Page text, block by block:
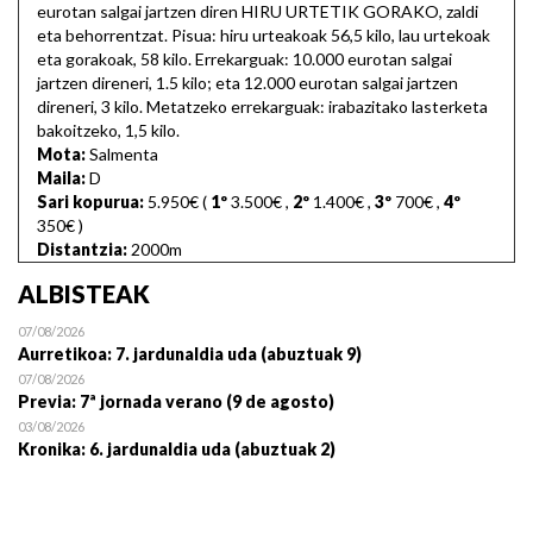
eurotan salgai jartzen diren HIRU URTETIK GORAKO, zaldi
eta behorrentzat. Pisua: hiru urteakoak 56,5 kilo, lau urtekoak
eta gorakoak, 58 kilo. Errekarguak: 10.000 eurotan salgai
jartzen direneri, 1.5 kilo; eta 12.000 eurotan salgai jartzen
direneri, 3 kilo. Metatzeko errekarguak: irabazitako lasterketa
bakoitzeko, 1,5 kilo.
Mota:Salmenta
Maila:D
Sari kopurua: 5.950€ ( 1º3.500€, 2º 1.400€, 3º 700€, 4º
350€)
Distantzia: 2000m
ALBISTEAK
07/08/2026
Aurretikoa: 7. jardunaldia uda (abuztuak 9)
07/08/2026
Previa: 7ª jornada verano (9 de agosto)
03/08/2026
Kronika: 6. jardunaldia uda (abuztuak 2)